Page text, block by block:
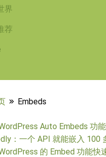
界
荐
Embeds
Auto Embeds 功
：一个 API 就能嵌入 100
的 Embed 功能